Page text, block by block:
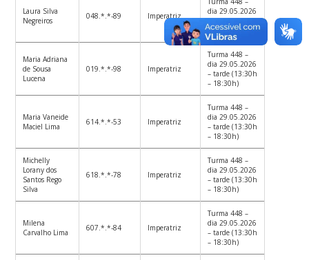
Laura Silva
Negreiros
048.*.*-89 Imperatriz
dia 29.05.2026
– tarde (13:30h
– 18:30h)
Maria Adriana
de Sousa
Lucena
019.*.*-98 Imperatriz
Turma 448 –
dia 29.05.2026
– tarde (13:30h
– 18:30h)
Maria Vaneide
Maciel Lima
614.*.*-53 Imperatriz
Turma 448 –
dia 29.05.2026
– tarde (13:30h
– 18:30h)
Michelly
Lorany dos
Santos Rego
Silva
618.*.*-78 Imperatriz
Turma 448 –
dia 29.05.2026
– tarde (13:30h
– 18:30h)
Milena
Carvalho Lima
607.*.*-84 Imperatriz
Turma 448 –
dia 29.05.2026
– tarde (13:30h
– 18:30h)